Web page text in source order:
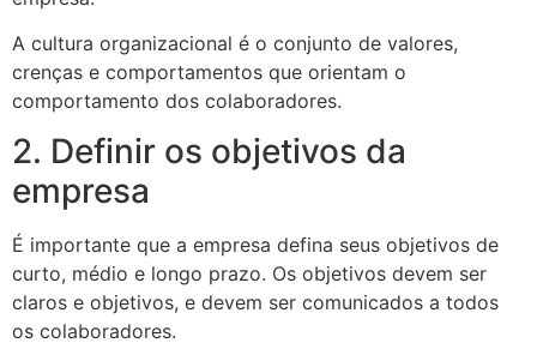
A cultura organizacional é o conjunto de valores,
crenças e comportamentos que orientam o
comportamento dos colaboradores.
2. Definir os objetivos da
empresa
É importante que a empresa defina seus objetivos de
curto, médio e longo prazo. Os objetivos devem ser
claros e objetivos, e devem ser comunicados a todos
os colaboradores.